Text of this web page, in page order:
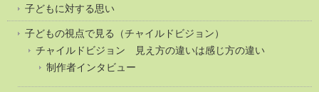
子どもに対する思い
子どもの視点で見る（チャイルドビジョン）
チャイルドビジョン 見え方の違いは感じ方の違い
制作者インタビュー